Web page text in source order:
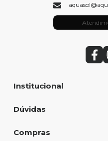
Institucional
Dúvidas
Compras